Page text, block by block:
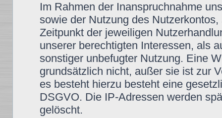
Im Rahmen der Inanspruchnahme
sowie der Nutzung des
Zeitpunkt der jeweiligen
unserer berechtigten Interessen, als
sonstiger unbefugter Nutzung. Eine
grundsätzlich nicht, außer sie ist zur
es besteht hierzu besteht eine
DSGVO. Die IP-Adressen werden
gelöscht.